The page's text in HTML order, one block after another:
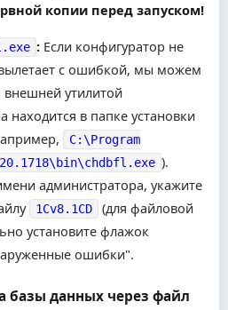
копии перед запуском!
: Если конфигуратор не
вылетает с ошибкой, мы можем
внешней утилитой
находится в папке установки
C:\Program
).
администратора, укажите
1Cv8.1CD
(для файловой
установите флажок
ошибки".
базы данных через файл